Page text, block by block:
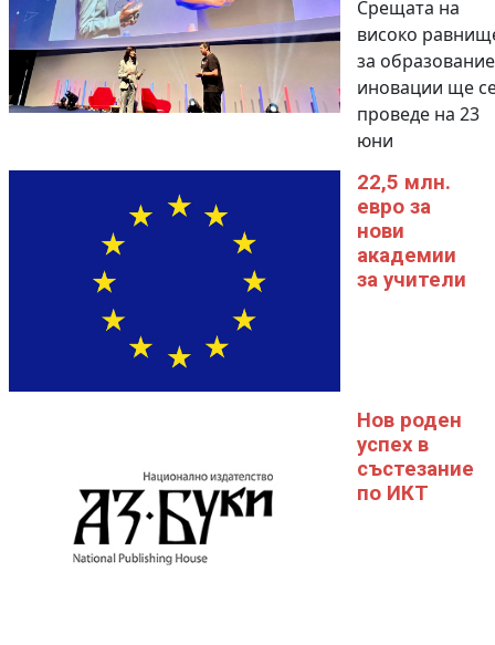
Срещата на
високо
за
иновации ще
проведе на 23
юни
22,5 млн.
евро за
нови
академии
за учители
Нов роден
успех в
състезание
по ИКТ